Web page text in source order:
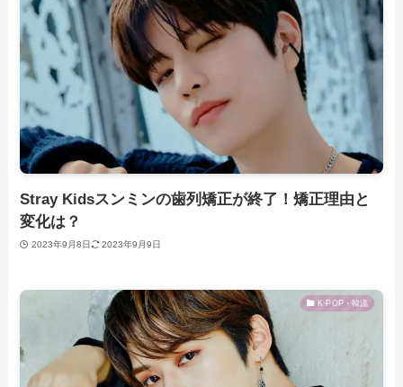
Stray Kidsスンミンの歯列矯正が終了！矯正理由と
変化は？
2023年9月8日 2023年9月9日
K-POP・韓流